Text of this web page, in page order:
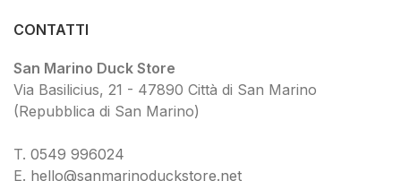
CONTATTI
San Marino Duck Store
Via Basilicius, 21 - 47890 Città di San Marino
(Repubblica di San Marino)
T. 0549 996024
E. hello@sanmarinoduckstore.net